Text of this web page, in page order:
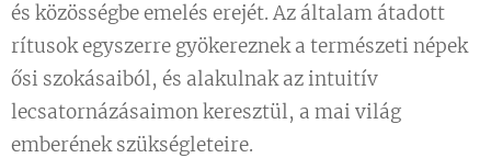
és közösségbe emelés erejét. Az általam átadott
rítusok egyszerre gyökereznek a természeti népek
ősi szokásaiból, és alakulnak az intuitív
lecsatornázásaimon keresztül, a mai világ
emberének szükségleteire.